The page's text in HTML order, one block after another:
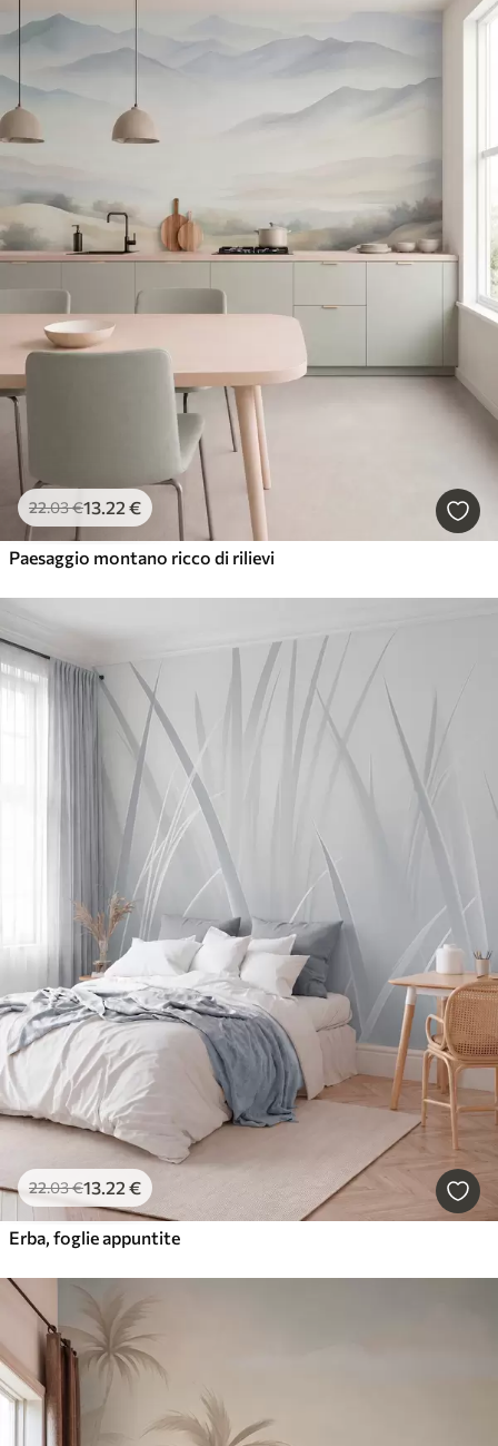
22.03€13.22 €
Paesaggio montano ricco di rilievi
22.03€13.22 €
Erba, foglie appuntite